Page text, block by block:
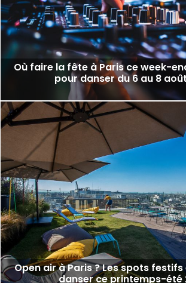
Où faire la fête à Paris ce week-
pour danser du 6 au 8
Open air à Paris ? Les spots
danser ce printemps-été